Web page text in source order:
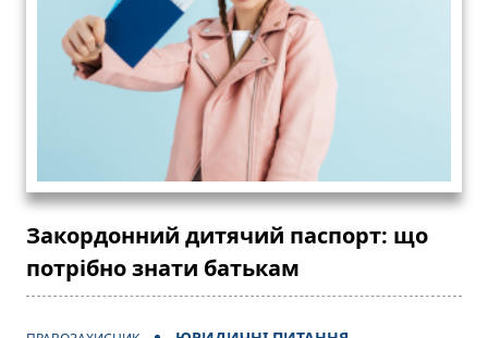
Закордонний дитячий паспорт: що
потрібно знати батькам